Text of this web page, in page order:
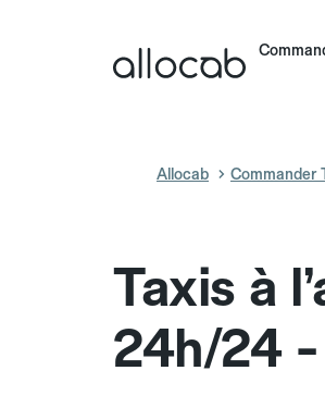
Allocab Commander
Taxis à
24h/24